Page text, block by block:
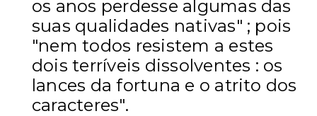
os anos perdesse algumas das
suas qualidades nativas" ; pois
"nem todos resistem a estes
dois terríveis dissolventes : os
lances da fortuna e o atrito dos
caracteres".